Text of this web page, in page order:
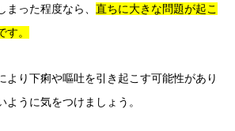
った程度なら、 直ちに大きな問題が起こ
。
より下痢や嘔吐を引き起こす可能性があり
ように気をつけましょう。